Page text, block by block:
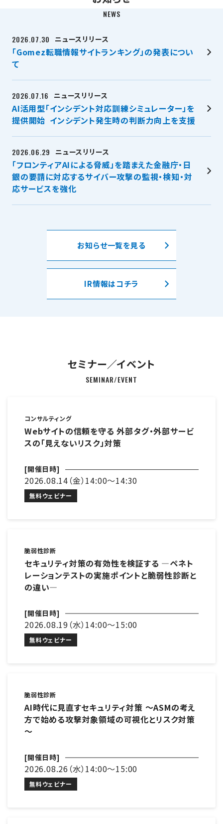
NEWS
2026.07.30 ニュースリリース
「Gomez転職情報サイトランキング」の発表につい
て
2026.07.16 ニュースリリース
AI活用型「インシデント対応訓練シミュレーター」を
提供開始 インシデント発生時の判断力向上を支援
2026.06.29 ニュースリリース
「フロンティアAIによる脅威」を踏まえた金融庁・日
銀の要請に対応するサイバー攻撃の監視・検知・対
応サービスを強化
お知らせ一覧を見る
IR情報はコチラ
セミナー／イベント
SEMINAR/EVENT
コンサルティング
Webサイトの信頼を守る 外部タグ・外部サービ
スの「見えないリスク」対策
[開催日時]
2026.08.14（金）14:00～14:30
無料ウェビナー
脆弱性診断
セキュリティ対策の有効性を検証する ―ペネト
レーションテストの実施ポイントと脆弱性診断と
の違い―
[開催日時]
2026.08.19（水）14:00～15:00
無料ウェビナー
脆弱性診断
AI時代に見直すセキュリティ対策 ～ASMの考え
方で始める攻撃対象領域の可視化とリスク対策
～
[開催日時]
2026.08.26（水）14:00～15:00
無料ウェビナー